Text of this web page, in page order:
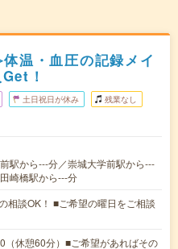
温・血圧の記録メイ
！
土日祝日が休み 残業なし
駅から---分／崇城大学前駅から---
崎橋駅から---分
相談OK！ ■ご希望の曜日をご相談
（休憩60分）■ご希望があればその